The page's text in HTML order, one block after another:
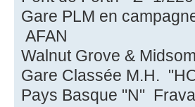
Gare PLM en
AFAN
Walnut Grove &
Gare Classée M.H.
Pays Basque "N"